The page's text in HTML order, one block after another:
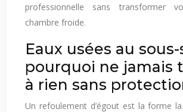
professionnelle sans transformer
chambre froide.
Eaux usées au sous-
pourquoi ne jamais
à rien sans
Un refoulement d’égout est la forme